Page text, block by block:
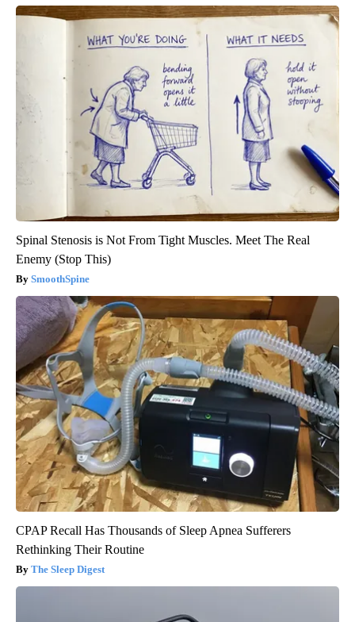
Spinal Stenosis is Not From Tight Muscles. Meet The Real
Enemy (Stop This)
SmoothSpine
CPAP Recall Has Thousands of Sleep Apnea Sufferers
Rethinking Their Routine
The Sleep Digest